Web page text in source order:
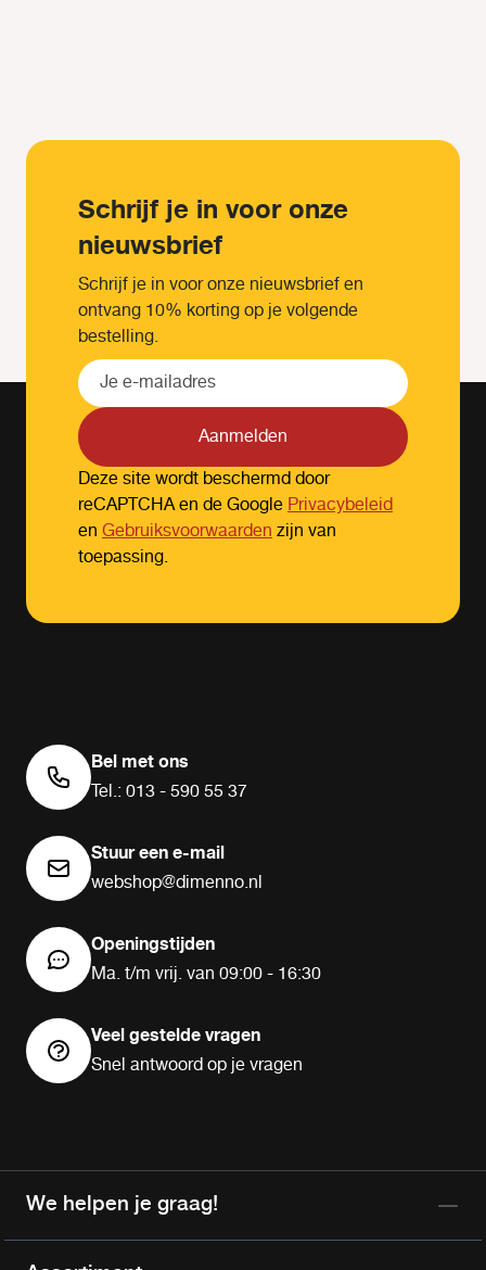
Schrijf je in voor onze
nieuwsbrief
Schrijf je in voor onze nieuwsbrief en
ontvang 10% korting op je volgende
bestelling.
Aanmelden
Deze site wordt beschermd door
reCAPTCHA en de GooglePrivacybeleid
en Gebruiksvoorwaardenzijn van
toepassing.
Bel met ons
Tel.: 013 - 590 55 37
Stuur een e-mail
webshop@dimenno.nl
Openingstijden
Ma. t/m vrij. van 09:00 - 16:30
Veel gestelde vragen
Snel antwoord op je vragen
We helpen je graag!